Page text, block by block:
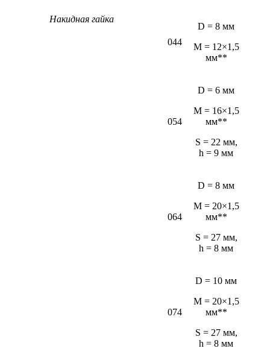
Накидная гайка
044
D = 8 мм
M = 12×1,5
мм**
054
D = 6 мм
М = 16×1,5
мм**
S = 22 мм,
h = 9 мм
064
D = 8 мм
M = 20×1,5
мм**
S = 27 мм,
h = 8 мм
074
D = 10 мм
M = 20×1,5
мм**
S = 27 мм,
h = 8 мм